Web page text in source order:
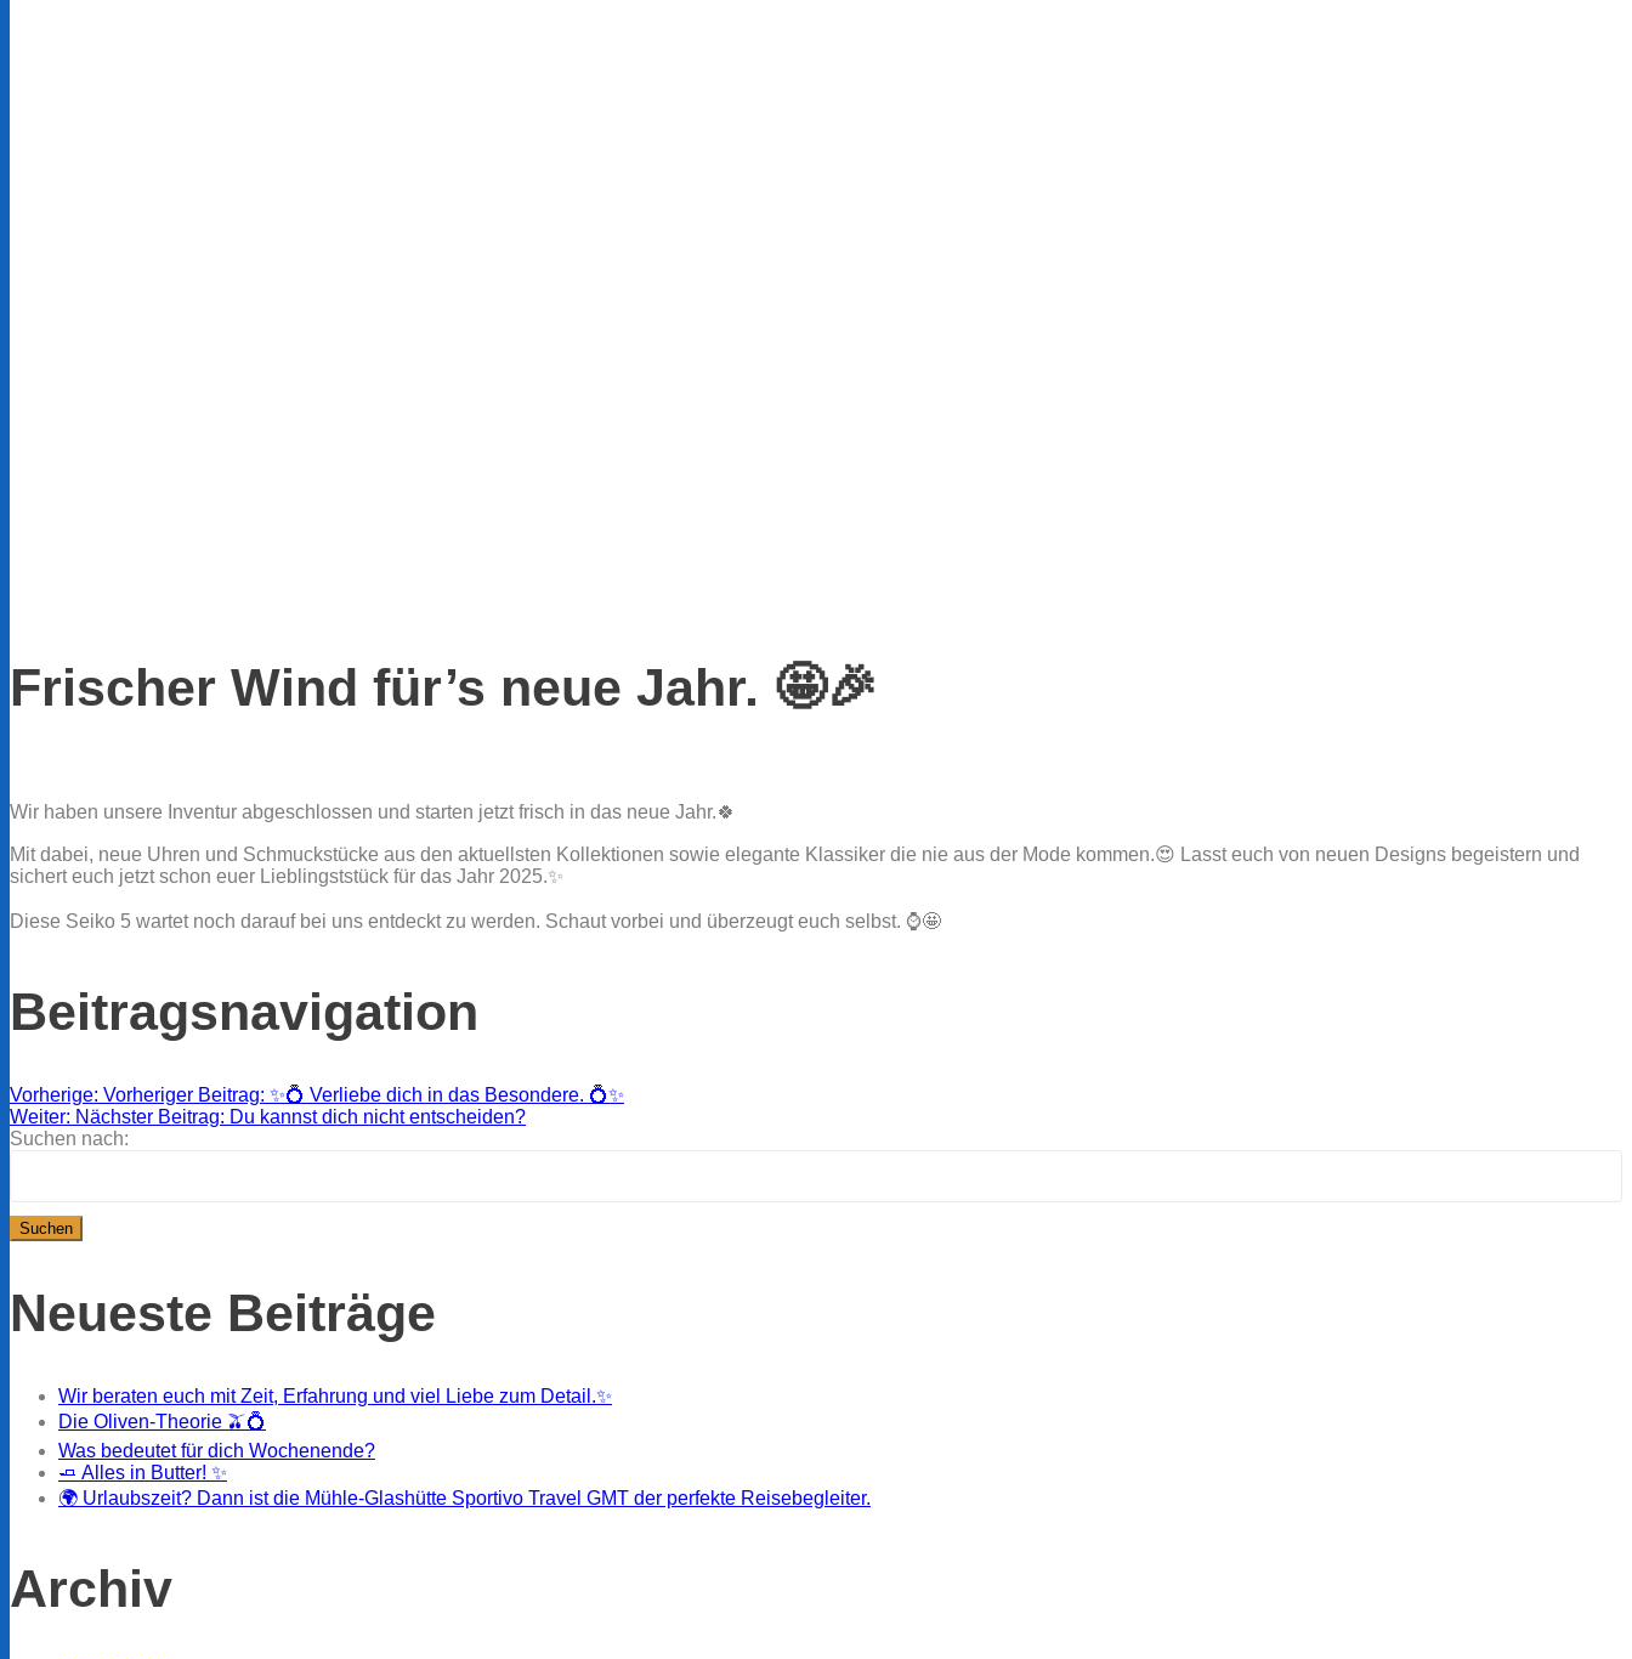
Frischer Wind für’s neue Jahr. 🤩🎉
Wir haben unsere Inventur abgeschlossen und starten jetzt frisch in das neue Jahr.🍀
Mit dabei, neue Uhren und Schmuckstücke aus den aktuellsten Kollektionen sowie elegante Klassiker die nie aus der Mode kommen.😍 Lasst euch von neuen Designs begeistern und
sichert euch jetzt schon euer Lieblingststück für das Jahr 2025.✨
Diese Seiko 5 wartet noch darauf bei uns entdeckt zu werden. Schaut vorbei und überzeugt euch selbst. ⌚🤩
Beitragsnavigation
Vorherige: Vorheriger Beitrag: ✨💍 Verliebe dich in das Besondere. 💍✨
Weiter: Nächster Beitrag: Du kannst dich nicht entscheiden?
Suchen nach:
Neueste Beiträge
Wir beraten euch mit Zeit, Erfahrung und viel Liebe zum Detail.✨
Die Oliven-Theorie 🫒💍
Was bedeutet für dich Wochenende?
🧈 Alles in Butter! ✨
🌍 Urlaubszeit? Dann ist die Mühle-Glashütte Sportivo Travel GMT der perfekte Reisebegleiter.
Archiv